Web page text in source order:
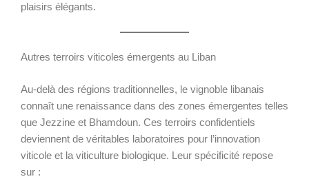
plaisirs élégants.
Autres terroirs viticoles émergents au Liban
Au-delà des régions traditionnelles, le vignoble libanais
connaît une renaissance dans des zones émergentes telles
que Jezzine et Bhamdoun. Ces terroirs confidentiels
deviennent de véritables laboratoires pour l’innovation
viticole et la viticulture biologique. Leur spécificité repose
sur :